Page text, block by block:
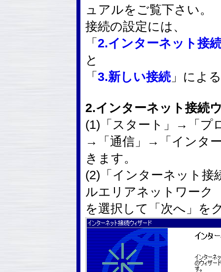
ュアルをご覧下さい。
接続の設定には、
「 2.インターネット接
と
「 3.新しい接続」によ
2.インターネット接続
(1)「スタート」→「プ
→「通信」→「インタ
きます。
(2)「インターネット接
ルエリアネットワーク
を選択して「次へ」を